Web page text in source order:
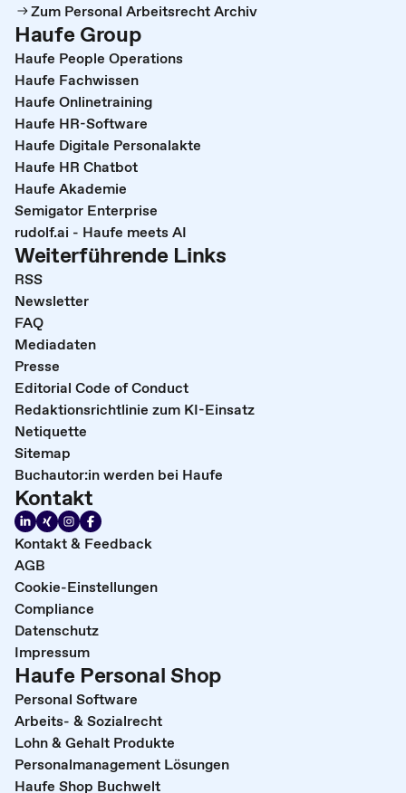
Zum Personal Arbeitsrecht Archiv
Haufe Group
Haufe People Operations
Haufe Fachwissen
Haufe Onlinetraining
Haufe HR-Software
Haufe Digitale Personalakte
Haufe HR Chatbot
Haufe Akademie
Semigator Enterprise
rudolf.ai - Haufe meets AI
Weiterführende Links
RSS
Newsletter
FAQ
Mediadaten
Presse
Editorial Code of Conduct
Redaktionsrichtlinie zum KI-Einsatz
Netiquette
Sitemap
Buchautor:in werden bei Haufe
Kontakt
Kontakt & Feedback
AGB
Cookie-Einstellungen
Compliance
Datenschutz
Impressum
Haufe Personal Shop
Personal Software
Arbeits- & Sozialrecht
Lohn & Gehalt Produkte
Personalmanagement Lösungen
Haufe Shop Buchwelt